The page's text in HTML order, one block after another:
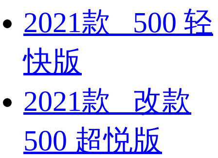
2021款 500 轻
快版
2021款 改款
500 超悦版